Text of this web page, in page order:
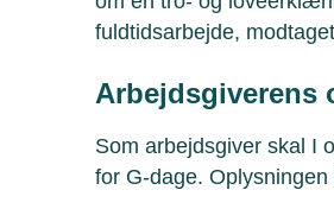
fuldtidsarbejde,
Arbejdsgiverens
Som arbejdsgiver skal I
for G-dage.